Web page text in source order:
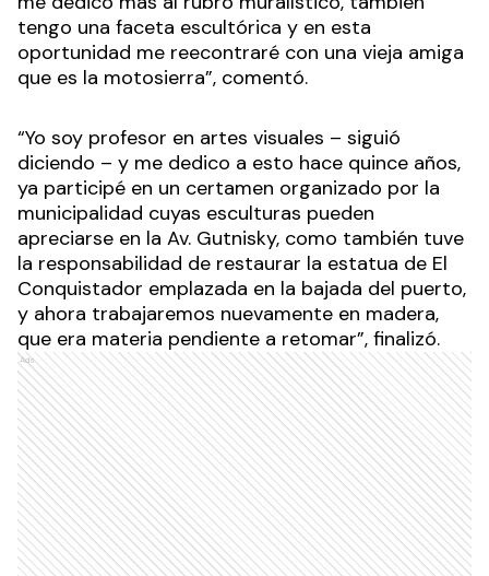
tengo una faceta escultórica y en esta
oportunidad me reecontraré con una vieja amiga
que es la motosierra”, comentó.
“Yo soy profesor en artes visuales – siguió
diciendo – y me dedico a esto hace quince años,
ya participé en un certamen organizado por la
municipalidad cuyas esculturas pueden
apreciarse en la Av. Gutnisky, como también tuve
la responsabilidad de restaurar la estatua de El
Conquistador emplazada en la bajada del puerto,
y ahora trabajaremos nuevamente en madera,
que era materia pendiente a retomar”, finalizó.
Ads